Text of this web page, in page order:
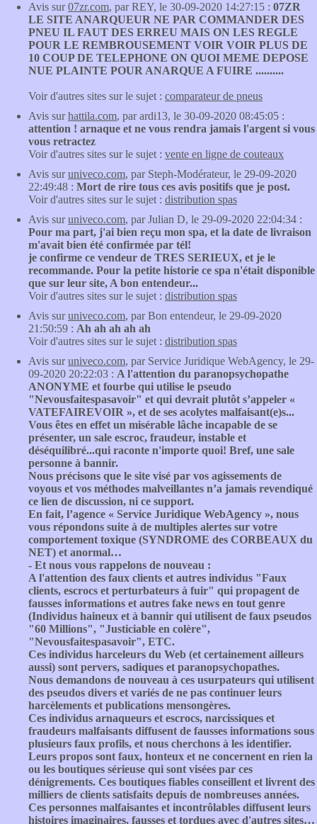
Avis sur07zr.com, par REY, le 30-09-2020 14:27:15 : 07ZR
LE SITE ANARQUEUR NE PAR COMMANDER DES
PNEU IL FAUT DES ERREU MAIS ON LES REGLE
POUR LE REMBROUSEMENT VOIR VOIR PLUS DE
10 COUP DE TELEPHONE ON QUOI MEME DEPOSE
NUE PLAINTE POUR ANARQUE A FUIRE ..........
Voir d'autres sites sur le sujet : comparateur de pneus
Avis surhattila.com, par ardi13, le 30-09-2020 08:45:05 :
attention ! arnaque et ne vous rendra jamais l'argent si vous
vous retractez
Voir d'autres sites sur le sujet : vente en ligne de couteaux
Avis suruniveco.com, par Steph-Modérateur, le 29-09-2020
22:49:48 : Mort de rire tous ces avis positifs que je post.
Voir d'autres sites sur le sujet : distribution spas
Avis suruniveco.com, par Julian D, le 29-09-2020 22:04:34 :
Pour ma part, j'ai bien reçu mon spa, et la date de livraison
m'avait bien été confirmée par tél!
je confirme ce vendeur de TRES SERIEUX, et je le
recommande. Pour la petite historie ce spa n'était disponible
que sur leur site, A bon entendeur...
Voir d'autres sites sur le sujet : distribution spas
Avis suruniveco.com, par Bon entendeur, le 29-09-2020
21:50:59 : Ah ah ah ah ah
Voir d'autres sites sur le sujet : distribution spas
Avis suruniveco.com, par Service Juridique WebAgency, le 29-
09-2020 20:22:03 : A l'attention du paranopsychopathe
ANONYME et fourbe qui utilise le pseudo
"Nevousfaitespasavoir" et qui devrait plutôt s’appeler «
VATEFAIREVOIR », et de ses acolytes malfaisant(e)s...
Vous êtes en effet un misérable lâche incapable de se
présenter, un sale escroc, fraudeur, instable et
déséquilibré...qui raconte n'importe quoi! Bref, une sale
personne à bannir.
Nous précisons que le site visé par vos agissements de
voyous et vos méthodes malveillantes n’a jamais revendiqué
ce lien de discussion, ni ce support.
En fait, l’agence « Service Juridique WebAgency », nous
vous répondons suite à de multiples alertes sur votre
comportement toxique (SYNDROME des CORBEAUX du
NET) et anormal…
- Et nous vous rappelons de nouveau :
A l'attention des faux clients et autres individus "Faux
clients, escrocs et perturbateurs à fuir" qui propagent de
fausses informations et autres fake news en tout genre
(Individus haineux et à bannir qui utilisent de faux pseudos
"60 Millions", "Justiciable en colère",
"Nevousfaitespasavoir", ETC.
Ces individus harceleurs du Web (et certainement ailleurs
aussi) sont pervers, sadiques et paranopsychopathes.
Nous demandons de nouveau à ces usurpateurs qui utilisent
des pseudos divers et variés de ne pas continuer leurs
harcèlements et publications mensongères.
Ces individus arnaqueurs et escrocs, narcissiques et
fraudeurs malfaisants diffusent de fausses informations sous
plusieurs faux profils, et nous cherchons à les identifier.
Leurs propos sont faux, honteux et ne concernent en rien la
ou les boutiques sérieuse qui sont visées par ces
dénigrements. Ces boutiques fiables conseillent et livrent des
milliers de clients satisfaits depuis de nombreuses années.
Ces personnes malfaisantes et incontrôlables diffusent leurs
histoires imaginaires, fausses et tordues avec d'autres sites…